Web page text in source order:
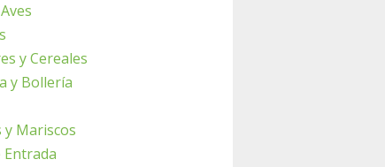
y Cereales
y Bollería
y Mariscos
Entrada